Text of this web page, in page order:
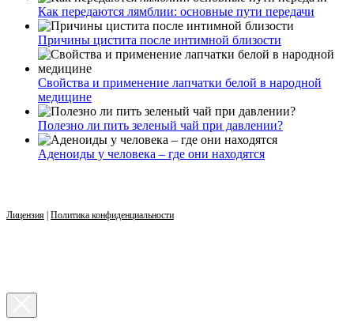
Как передаются лямблии: основные пути передачи
Причины цистита после интимной близости
Свойства и применение лапчатки белой в народной
медицине
Полезно ли пить зеленый чай при давлении?
Аденоиды у человека – где они находятся
Лицензия Политика конфиденциальности